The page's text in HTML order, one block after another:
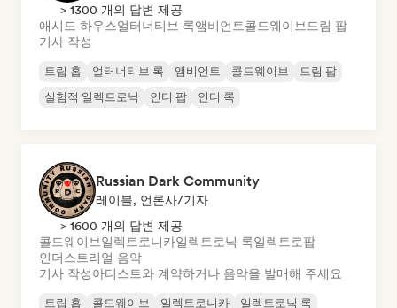
> 1300 개의 답변 제공
애시드 하우스얼터너티브 록앰비언트콜드웨이브 드림 팝
기사 작성
트립 홉 얼터너티브 록 앰비언트 콜드웨이브
드림 팝
실험적 일렉트로닉
인디 팝 인디 록
Russian Dark Community
레이블, 언론사/기자
> 1600 개의 답변 제공
콜드웨이브일렉트로니카일렉트로닉 록일렉트로팝
인더스트리얼 음악
기사 작성아티스트와 계약하거나 음악을 발매해 주세요
트립 홉 콜드웨이브 일렉트로니카
일렉트로닉 록